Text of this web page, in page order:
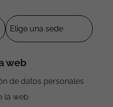
web
de datos personales
la web